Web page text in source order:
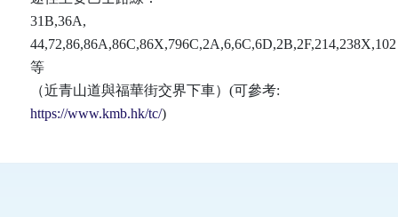
31B,36A,
44,72,86,86A,86C,86X,796C,2A,6,6C,6D,2B,2F,214,238X,102
等
（近青山道與福華街交界下車）(可參考:
https://www.kmb.hk/tc/)